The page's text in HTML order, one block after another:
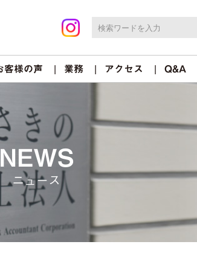
客様の声 業務 アクセス Q&A
NEWS
ニュース